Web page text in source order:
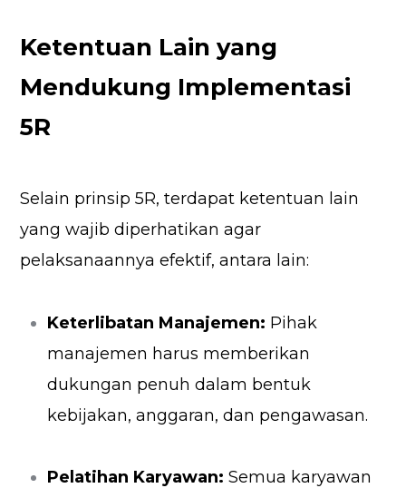
Ketentuan Lain yang
Mendukung Implementasi
5R
Selain prinsip 5R, terdapat ketentuan lain
yang wajib diperhatikan agar
pelaksanaannya efektif, antara lain:
Keterlibatan Manajemen: Pihak
manajemen harus memberikan
dukungan penuh dalam bentuk
kebijakan, anggaran, dan pengawasan.
Pelatihan Karyawan: Semua karyawan